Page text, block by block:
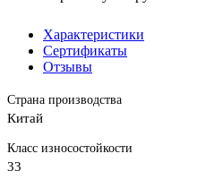
Характеристики
Сертификаты
Отзывы
Страна производства
Китай
Класс износостойкости
33